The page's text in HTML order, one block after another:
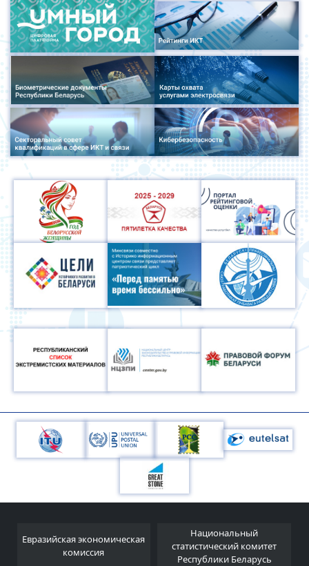
Евразийская экономическая
комиссия
Национальный
статистический комитет
Республики Беларусь